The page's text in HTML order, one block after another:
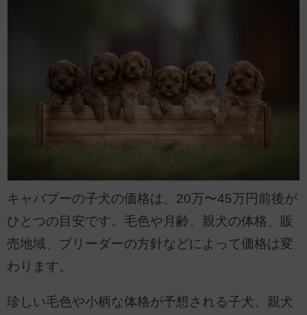
キャバプーの子犬の価格は、20万〜45万円前後が
ひとつの目安です。毛色や月齢、親犬の体格、販
売地域、ブリーダーの方針などによって価格は変
わります。
珍しい毛色や小柄な体格が予想される子犬、親犬